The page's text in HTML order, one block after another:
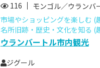
116
モンゴル／ウランバ
市場やショッピングを楽しむ (
名所旧跡・歴史・文化を知る (
ウランバートル市内観光
ジグール